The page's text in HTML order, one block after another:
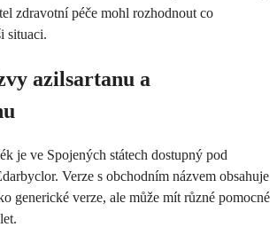
zdravotní péče mohl rozhodnout co
situaci.
azilsartanu a
je ve Spojených státech dostupný pod
Verze s obchodním názvem obsahuje
generické verze, ale může mít různé pomocné